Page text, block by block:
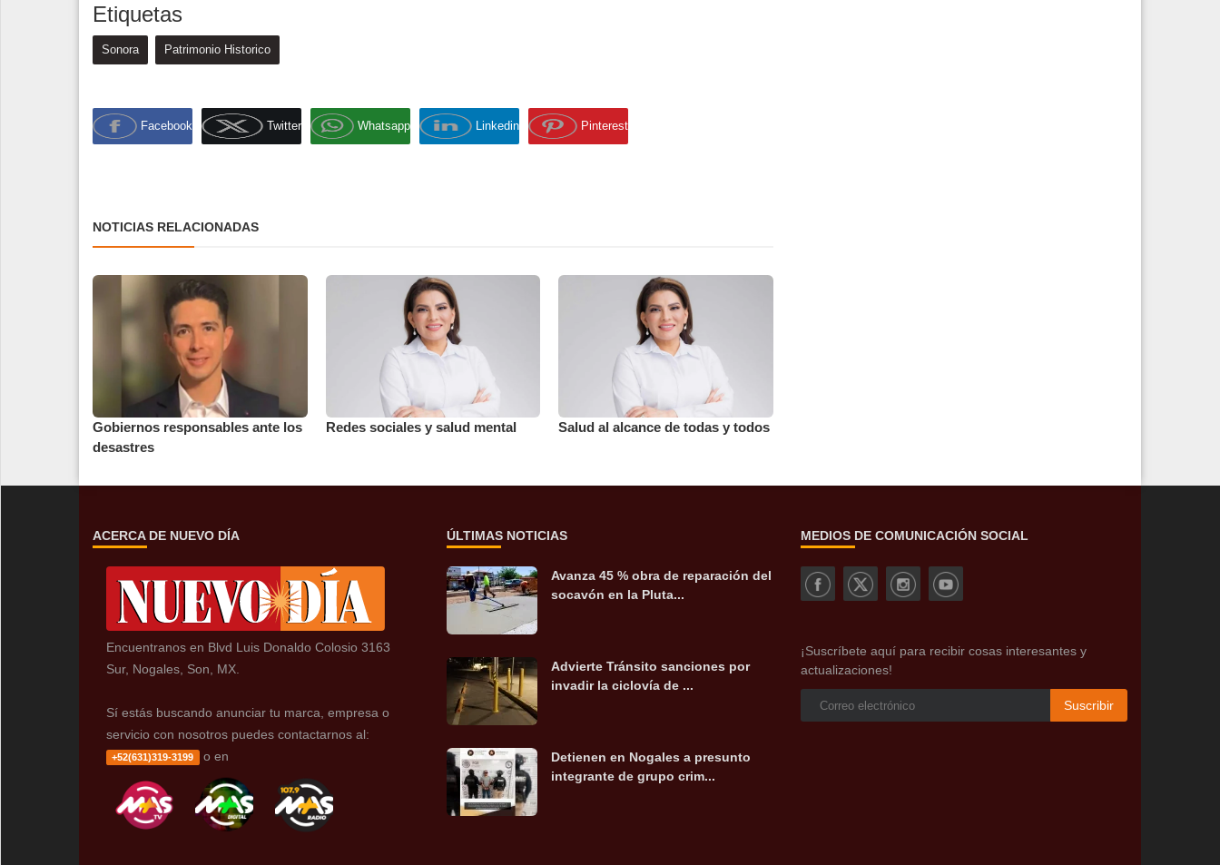
Etiquetas
Sonora Patrimonio Historico
Facebook Twitter Whatsapp Linkedin Pinterest
NOTICIAS RELACIONADAS
Gobiernos responsables ante los
desastres
Redes sociales y salud mental Salud al alcance de todas y todos
ACERCA DE NUEVO DÍA
Encuentranos en Blvd Luis Donaldo Colosio 3163
Sur, Nogales, Son, MX.
Sí estás buscando anunciar tu marca, empresa o
servicio con nosotros puedes contactarnos al:
+52(631)319-3199 o en
ÚLTIMAS NOTICIAS
Avanza 45 % obra de reparación del
socavón en la Pluta...
Advierte Tránsito sanciones por
invadir la ciclovía de ...
Detienen en Nogales a presunto
integrante de grupo crim...
MEDIOS DE COMUNICACIÓN SOCIAL
¡Suscríbete aquí para recibir cosas interesantes y
actualizaciones!
Suscribir